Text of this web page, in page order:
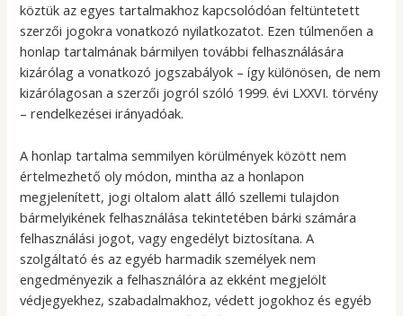
köztük az egyes tartalmakhoz kapcsolódóan feltüntetett
szerzői jogokra vonatkozó nyilatkozatot. Ezen túlmenően a
honlap tartalmának bármilyen további felhasználására
kizárólag a vonatkozó jogszabályok – így különösen, de nem
kizárólagosan a szerzői jogról szóló 1999. évi LXXVI. törvény
– rendelkezései irányadóak.
A honlap tartalma semmilyen körülmények között nem
értelmezhető oly módon, mintha az a honlapon
megjelenített, jogi oltalom alatt álló szellemi tulajdon
bármelyikének felhasználása tekintetében bárki számára
felhasználási jogot, vagy engedélyt biztosítana. A
szolgáltató és az egyéb harmadik személyek nem
engedményezik a felhasználóra az ekként megjelölt
védjegyekhez, szabadalmakhoz, védett jogokhoz és egyéb